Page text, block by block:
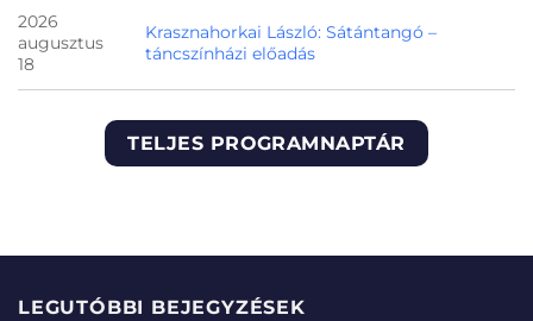
2026
augusztus
18
Krasznahorkai László: Sátántangó –
táncszínházi előadás
TELJES PROGRAMNAPTÁR
LEGUTÓBBI BEJEGYZÉSEK